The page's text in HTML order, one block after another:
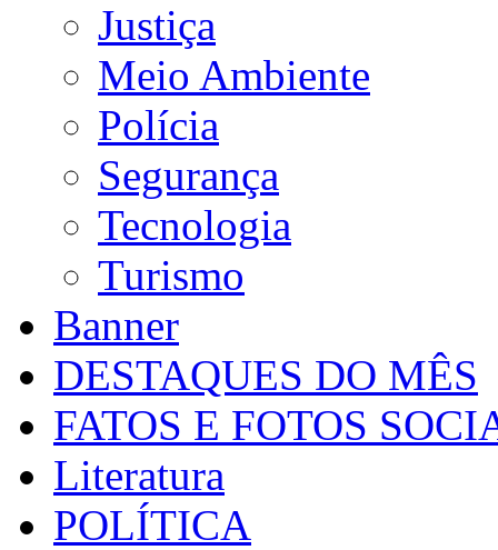
Justiça
Meio Ambiente
Polícia
Segurança
Tecnologia
Turismo
Banner
DESTAQUES DO MÊS
FATOS E FOTOS
Literatura
POLÍTICA